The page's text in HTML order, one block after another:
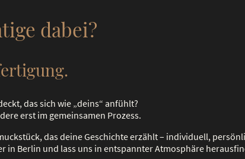
dabei?
das sich wie „deins“ anfühlt?
erst im gemeinsamen Prozess.
das deine Geschichte erzählt – individuell,
in Berlin und lass uns in entspannter Atmosphäre